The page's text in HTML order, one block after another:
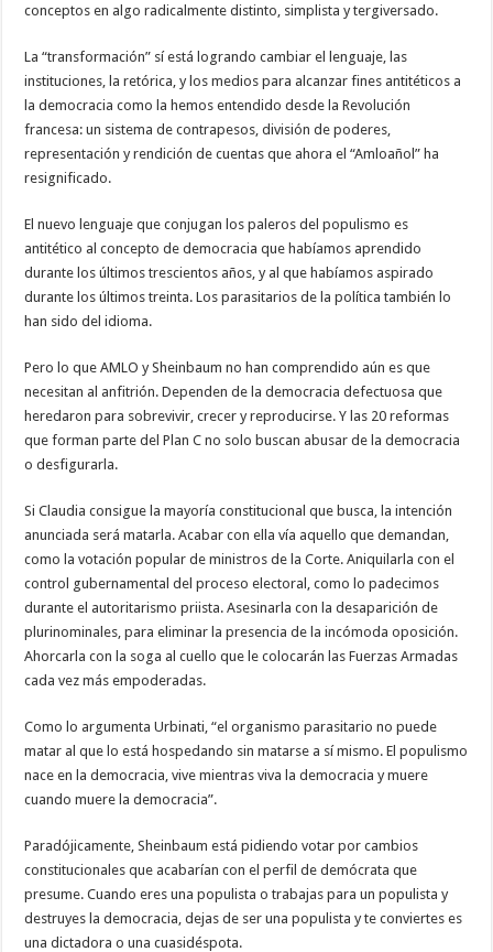
conceptos en algo radicalmente distinto, simplista y tergiversado.
La “transformación” sí está logrando cambiar el lenguaje, las
instituciones, la retórica, y los medios para alcanzar fines antitéticos a
la democracia como la hemos entendido desde la Revolución
francesa: un sistema de contrapesos, división de poderes,
representación y rendición de cuentas que ahora el “Amloañol” ha
resignificado.
El nuevo lenguaje que conjugan los paleros del populismo es
antitético al concepto de democracia que habíamos aprendido
durante los últimos trescientos años, y al que habíamos aspirado
durante los últimos treinta. Los parasitarios de la política también lo
han sido del idioma.
Pero lo que AMLO y Sheinbaum no han comprendido aún es que
necesitan al anfitrión. Dependen de la democracia defectuosa que
heredaron para sobrevivir, crecer y reproducirse. Y las 20 reformas
que forman parte del Plan C no solo buscan abusar de la democracia
o desfigurarla.
Si Claudia consigue la mayoría constitucional que busca, la intención
anunciada será matarla. Acabar con ella vía aquello que demandan,
como la votación popular de ministros de la Corte. Aniquilarla con el
control gubernamental del proceso electoral, como lo padecimos
durante el autoritarismo priista. Asesinarla con la desaparición de
plurinominales, para eliminar la presencia de la incómoda oposición.
Ahorcarla con la soga al cuello que le colocarán las Fuerzas Armadas
cada vez más empoderadas.
Como lo argumenta Urbinati, “el organismo parasitario no puede
matar al que lo está hospedando sin matarse a sí mismo. El populismo
nace en la democracia, vive mientras viva la democracia y muere
cuando muere la democracia”.
Paradójicamente, Sheinbaum está pidiendo votar por cambios
constitucionales que acabarían con el perfil de demócrata que
presume. Cuando eres una populista o trabajas para un populista y
destruyes la democracia, dejas de ser una populista y te conviertes es
una dictadora o una cuasidéspota.